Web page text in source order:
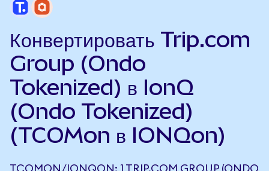
Конвертировать Trip.com
Group (Ondo
Tokenized) в IonQ
(Ondo Tokenized)
(TCOMon в IONQon)
TCOMON/IONQON: 1 TRIP.COM GROUP (ONDO